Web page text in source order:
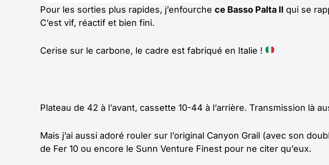
Pour les sorties plus rapides, j’enfourche ce Basso Palta II qui se
C’est vif, réactif et bien fini.
Cerise sur le carbone, le cadre est fabriqué en Italie !
Plateau de 42 à l’avant, cassette 10-44 à l’arrière. Transmission là
Mais j’ai aussi adoré rouler sur l’original Canyon Grail (avec son
de Fer 10 ou encore le Sunn Venture Finest pour ne citer qu’eux.